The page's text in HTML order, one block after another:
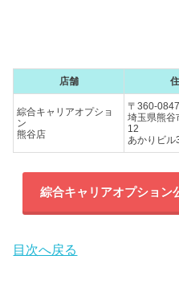
店舗
綜合キャリアオプショ
ン
熊谷店
〒360-0847
埼玉県熊谷
12
あかりビル
綜合キャリアオプション
目次へ戻る